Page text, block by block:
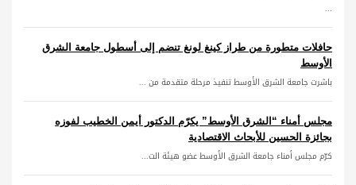
...
حافلات متطورة من طراز كينغ لونغ تنضم إلى أسطول جامعة الشرق
الأوسط
باشرت جامعة الشرق الأوسط تنفيذ مرحلة متقدمة من ...
مجلس أمناء “الشرق الأوسط” يكرّم الدكتور أيمن الخطيب لفوزه
بجائزة الحسين للأبحاث الاقتصادية
كرّم مجلس أمناء جامعة الشرق الأوسط عضو هيئة الت...